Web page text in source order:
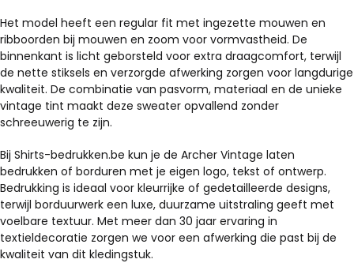
Het model heeft een regular fit met ingezette mouwen en
ribboorden bij mouwen en zoom voor vormvastheid. De
binnenkant is licht geborsteld voor extra draagcomfort, terwijl
de nette stiksels en verzorgde afwerking zorgen voor langdurige
kwaliteit. De combinatie van pasvorm, materiaal en de unieke
vintage tint maakt deze sweater opvallend zonder
schreeuwerig te zijn.
Bij Shirts-bedrukken.be kun je de Archer Vintage laten
bedrukken of borduren met je eigen logo, tekst of ontwerp.
Bedrukking is ideaal voor kleurrijke of gedetailleerde designs,
terwijl borduurwerk een luxe, duurzame uitstraling geeft met
voelbare textuur. Met meer dan 30 jaar ervaring in
textieldecoratie zorgen we voor een afwerking die past bij de
kwaliteit van dit kledingstuk.